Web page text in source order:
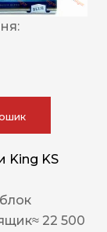
King KS
≈ 22 500